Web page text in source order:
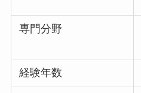
専門分野
経験年数